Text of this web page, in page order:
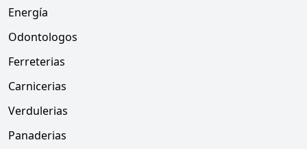
Energía
Odontologos
Ferreterias
Carnicerias
Verdulerias
Panaderias